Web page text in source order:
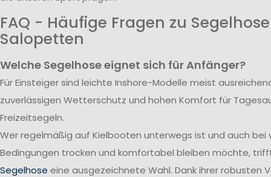
FAQ - Häufige Fragen zu
Salopetten
Welche Segelhose eignet sich für Anfänger?
Für Einsteiger sind leichte Inshore-Modelle meist
zuverlässigen Wetterschutz und hohen Komfort für
Freizeitsegeln.
Wer regelmäßig auf Kielbooten unterwegs ist und auch bei
Bedingungen trocken und komfortabel bleiben möchte,
Segelhose eine ausgezeichnete Wahl. Dank ihrer robusten